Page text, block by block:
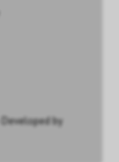
Developed by